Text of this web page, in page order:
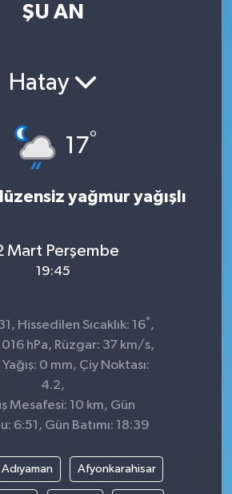
ŞU AN
Hatay
17°
yağmur yağışlı
Mart Perşembe
19:45
Hissedilen Sıcaklık: 16° ,
hPa, Rüzgar: 37 km/s,
0 mm, Çiy Noktası:
4.2,
Mesafesi: 10 km, Gün
6:51, Gün Batımı: 18:39
Adıyaman Afyonkarahisar